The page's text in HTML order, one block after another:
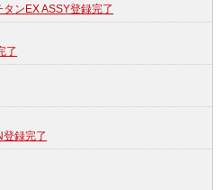
ンEX ASSY登録完了
了
録完了